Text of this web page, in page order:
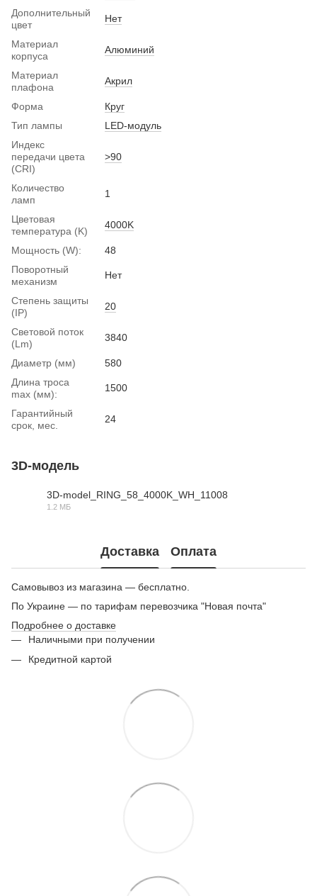
Дополнительный
цвет
Нет
Материал
корпуса
Алюминий
Материал
плафона
Акрил
Форма
Круг
Тип лампы
LED-модуль
Индекс
передачи цвета
(CRI)
>90
Количество
ламп
1
Цветовая
температура (K)
4000K
Мощность (W):
48
Поворотный
механизм
Нет
Степень защиты
(IP)
20
Световой поток
(Lm)
3840
Диаметр (мм)
580
Длина троса
max (мм):
1500
Гарантийный
срок, мес.
24
3D-модель
3D-model_RING_58_4000K_WH_11008
1.2 МБ
Доставка Оплата
Самовывоз из магазина — бесплатно.
По Украине — по тарифам перевозчика "Новая почта"
Подробнее о доставке
Наличными при получении
Кредитной картой